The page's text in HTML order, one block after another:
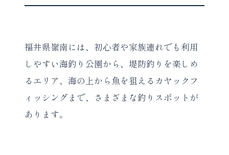
福井県嶺南には、初心者や家族連れでも利用
しやすい海釣り公園から、堤防釣りを楽しめ
るエリア、海の上から魚を狙えるカヤックフ
ィッシングまで、さまざまな釣りスポットが
あります。